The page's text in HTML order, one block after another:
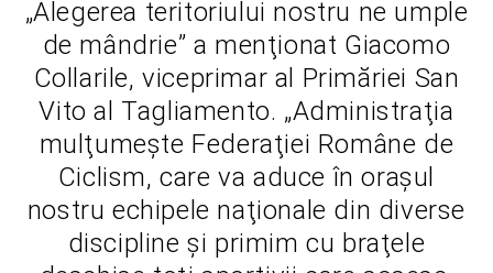
„Alegerea teritoriului nostru ne umple
de mândrie” a menţionat Giacomo
Collarile, viceprimar al Primăriei San
Vito al Tagliamento. „Administraţia
mulţumeşte Federaţiei Române de
Ciclism, care va aduce în oraşul
nostru echipele naţionale din diverse
discipline şi primim cu braţele